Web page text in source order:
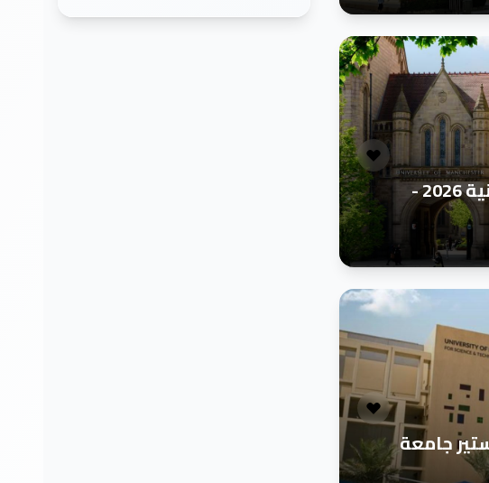
منحة جامعة مانشستر الإنسانية 2026 -
جامعة